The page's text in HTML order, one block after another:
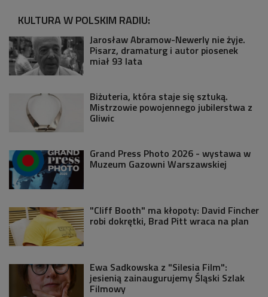
KULTURA W POLSKIM RADIU:
Jarosław Abramow-Newerly nie żyje.
Pisarz, dramaturg i autor piosenek
miał 93 lata
Biżuteria, która staje się sztuką.
Mistrzowie powojennego jubilerstwa z
Gliwic
Grand Press Photo 2026 - wystawa w
Muzeum Gazowni Warszawskiej
"Cliff Booth" ma kłopoty: David Fincher
robi dokrętki, Brad Pitt wraca na plan
Ewa Sadkowska z "Silesia Film":
jesienią zainaugurujemy Śląski Szlak
Filmowy